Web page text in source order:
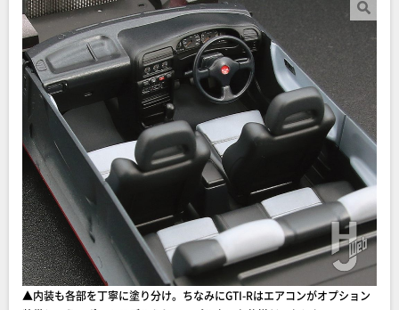
▲内装も各部を丁寧に塗り分け。ちなみにGTI-Rはエアコンがオプション